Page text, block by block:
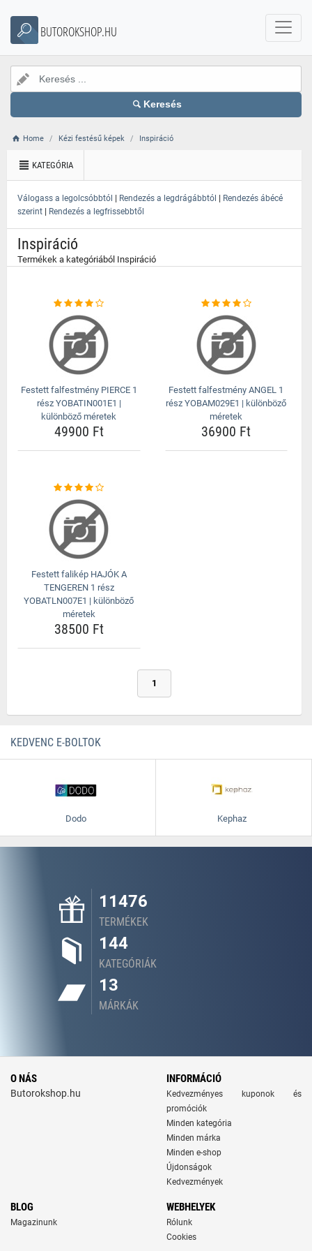
BUTOROKSHOP.HU
Keresés
Home Kézi festésű képek Inspiráció
KATEGÓRIA
Válogass a legolcsóbbtól | Rendezés a legdrágábbtól | Rendezés ábécé
szerint | Rendezés a legfrissebbtől
Inspiráció
Termékek a kategóriából Inspiráció
Festett falfestmény PIERCE 1
rész YOBATIN001E1 |
különböző méretek
49900 Ft
Festett falfestmény ANGEL 1
rész YOBAM029E1 | különböző
méretek
36900 Ft
Festett falikép HAJÓK A
TENGEREN 1 rész
YOBATLN007E1 | különböző
méretek
38500 Ft
1
KEDVENC E-BOLTOK
Dodo Kephaz
11476
TERMÉKEK
144
KATEGÓRIÁK
13
MÁRKÁK
O NÁS
Butorokshop.hu
INFORMÁCIÓ
Kedvezményes kuponok és
promóciók
Minden kategória
Minden márka
Minden e-shop
Újdonságok
Kedvezmények
BLOG
Magazinunk
WEBHELYEK
Rólunk
Cookies